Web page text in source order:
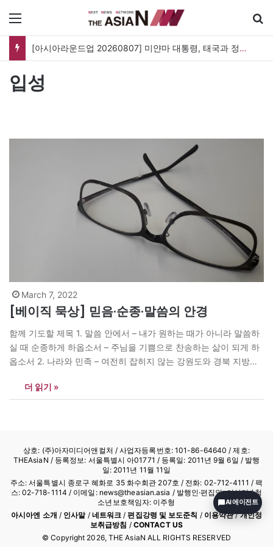
[아시아라운드업 20260807] 미얀마 대통령, 태국과 정상회담…아세안 관계개선 모색
입성
March 7, 2022
[베이직 묵상] 믿음·순종·말씀의 안경
함께 기도할 제목 1. 말씀 안에서 – 내가 원하는 때가 아니라 말씀하
실 때 순종하게 하옵소서 – 주님을 기쁨으로 찬송하는 삶이 되게 하
옵소서 2. 나라와 민족 – 여전히 잡히지 않는 강원도와 경북 지방의
북한이 주변국의 위협이 되는 것이 아니라 평화의 선택을 하게 하옵
소서…
더 읽기 »
상호: (주)아자미디어앤컬처 /사업자등록번호: 101-86-64640 / 제호:
THEAsiaN / 등록정보: 서울특별시 아01771 / 등록일: 2011년 9월 6일 / 발행
일: 2011년 11월 11일
주소: 서울특별시 종로구 혜화로 35 화수회관 207호 / 전화: 02-712-4111 / 팩
스: 02-718-1114 / 이메일: news@theasian.asia / 발행인·편집인: 이상기 / 청
소년보호책임자: 이주형
아시아엔 소개 / 인사말/ 네트워크 /편집강령 및 보도준칙 / 이용약관/개인정
보취급방침 / CONTACT US
© Copyright 2026, THE AsiaN ALL RIGHTS RESERVED
AI 에이전트